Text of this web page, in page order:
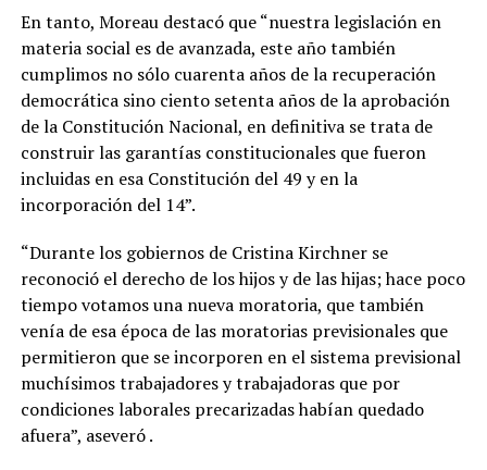
En tanto, Moreau destacó que “nuestra legislación en
materia social es de avanzada, este año también
cumplimos no sólo cuarenta años de la recuperación
democrática sino ciento setenta años de la aprobación
de la Constitución Nacional, en definitiva se trata de
construir las garantías constitucionales que fueron
incluidas en esa Constitución del 49 y en la
incorporación del 14”.
“Durante los gobiernos de Cristina Kirchner se
reconoció el derecho de los hijos y de las hijas; hace poco
tiempo votamos una nueva moratoria, que también
venía de esa época de las moratorias previsionales que
permitieron que se incorporen en el sistema previsional
muchísimos trabajadores y trabajadoras que por
condiciones laborales precarizadas habían quedado
afuera”, aseveró .